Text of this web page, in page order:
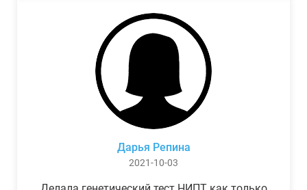
Дарья Репина
2021-10-03